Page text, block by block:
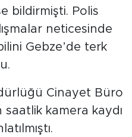
bildirmişti. Polis
neticesinde
Gebze’de terk
Cinayet Büro
kamera kaydı